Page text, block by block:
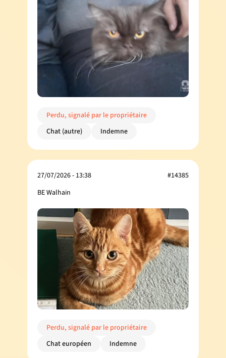
Perdu, signalé par le propriétaire
Chat (autre)
Indemne
27/07/2026 - 13:38
BE Walhain
#14385
Perdu, signalé par le propriétaire
Chat européen
Indemne